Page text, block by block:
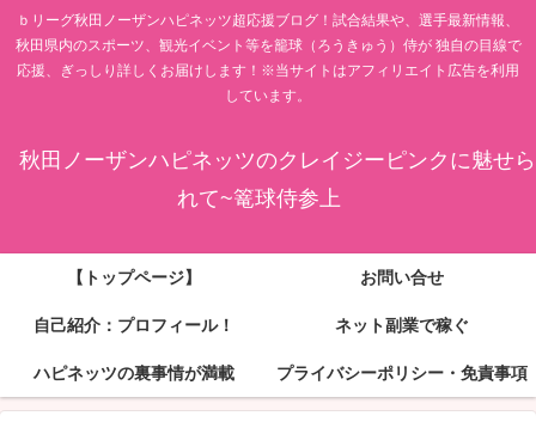
ｂリーグ秋田ノーザンハピネッツ超応援ブログ！試合結果や、選手最新情報、
秋田県内のスポーツ、観光イベント等を籠球（ろうきゅう）侍が 独自の目線で
応援、ぎっしり詳しくお届けします！※当サイトはアフィリエイト広告を利用
しています。
秋田ノーザンハピネッツのクレイジーピンクに魅せら
れて~篭球侍参上
【トップページ】 お問い合せ
自己紹介：プロフィール！ ネット副業で稼ぐ
ハピネッツの裏事情が満載 プライバシーポリシー・免責事項